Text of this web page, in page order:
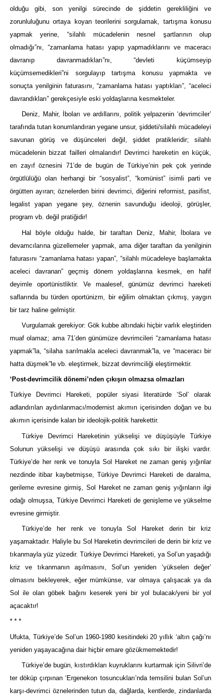
olduğu gibi, son yenilgi sürecinde de şiddetin gerekliliğini ve
zorunluluğunu ortaya koyan teorilerini sorgulamak, tartışma konusu
yapmak yerine, “silahlı mücadelenin nesnel şartlarının olup
olmadığı”nı, “zamanlama hatası yapıp yapmadıklarını ve maceracı
davranıp davranmadıkları”nı, “devleti küçümseyip
küçümsemedikleri”ni sorgulayıp tartışma konusu yapmakta ve
sonuçta yenilginin faturasını, “zamanlama hatası yaptıkları”, “aceleci
davrandıkları” gerekçesiyle eski yoldaşlarına kesmekteler.
Deniz, Mahir, İboları ve ardıllarını, politik yelpazenin ‘devrimciler’
tarafında tutan konumlandıran yegane unsur, şiddeti/silahlı mücadeleyi
savunan görüş ve düşünceleri değil, şiddet pratikleridir; silahlı
mücadelenin bizzat failleri olmalarıdır! Devrimci hareketin en küçük,
en zayıf öznesini 71’de de bugün de Türkiye’nin pek çok yerinde
örgütlülüğü olan herhangi bir “sosyalist”, “komünist” isimli parti ve
örgütten ayıran; öznelerden birini devrimci, diğerini reformist, pasifist,
legalist yapan yegane şey, öznenin savunduğu ideoloji, görüşler,
program vb. değil pratiğidir!
Hal böyle olduğu halde, bir taraftan Deniz, Mahir, İbolara ve
devamcılarına güzellemeler yapmak, ama diğer taraftan da yenilginin
faturasını “zamanlama hatası yapan”, “silahlı mücadeleye başlamakta
aceleci davranan” geçmiş dönem yoldaşlarına kesmek, en hafif
deyimle oportünistliktir. Ve maalesef, günümüz devrimci hareketi
saflarında bu türden oportünizm, bir eğilim olmaktan çıkmış, yaygın
bir tarz haline gelmiştir.
Vurgulamak gerekiyor: Gök kubbe altındaki hiçbir varlık eleştiriden
muaf olamaz; ama 71’den günümüze devrimcileri “zamanlama hatası
yapmak”la, “silaha sarılmakla aceleci davranmak”la, ve “maceracı bir
hatta düşmek”le vb. eleştirmek, bizzat devrimciliği eleştirmektir.
‘Post-devrimcilik dönemi’nden çıkışın olmazsa olmazları
Türkiye Devrimci Hareketi, popüler siyasi literatürde ‘Sol’ olarak
adlandırılan aydınlanmacı/modernist akımın içerisinden doğan ve bu
akımın içerisinde kalan bir ideolojik-politik harekettir.
Türkiye Devrimci Hareketinin yükselişi ve düşüşüyle Türkiye
Solunun yükselişi ve düşüşü arasında çok sıkı bir ilişki vardır.
Türkiye’de her renk ve tonuyla Sol Hareket ne zaman geniş yığınlar
nezdinde itibar kaybetmişse, Türkiye Devrimci Hareketi de daralma,
gerileme evresine girmiş, Sol Hareket ne zaman geniş yığınların ilgi
odağı olmuşsa, Türkiye Devrimci Hareketi de genişleme ve yükselme
evresine girmiştir.
Türkiye’de her renk ve tonuyla Sol Hareket derin bir kriz
yaşamaktadır. Haliyle bu Sol Hareketin devrimcileri de derin bir kriz ve
tıkanmayla yüz yüzedir. Türkiye Devrimci Hareketi, ya Sol’un yaşadığı
kriz ve tıkanmanın aşılmasını, Sol’un yeniden ‘yükselen değer’
olmasını bekleyerek, eğer mümkünse, var olmaya çalışacak ya da
Sol ile olan göbek bağını keserek yeni bir yol bulacak/yeni bir yol
açacaktır!
* * *
Ufukta, Türkiye’de Sol’un 1960-1980 kesitindeki 20 yıllık ‘altın çağı’nı
yeniden yaşayacağına dair hiçbir emare gözükmemektedir!
Türkiye’de bugün, kıstırdıkları kuyruklarını kurtarmak için Silivri’de
ter döküp çırpınan ‘Ergenekon tosuncukları’nda temsilini bulan Sol’un
karşı-devrimci öznelerinden tutun da, dağlarda, kentlerde, zindanlarda